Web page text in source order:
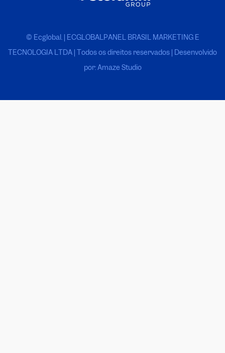
© Ecglobal. | ECGLOBALPANEL BRASIL MARKETING E
TECNOLOGIA LTDA | Todos os direitos reservados | Desenvolvido
por: Amaze Studio